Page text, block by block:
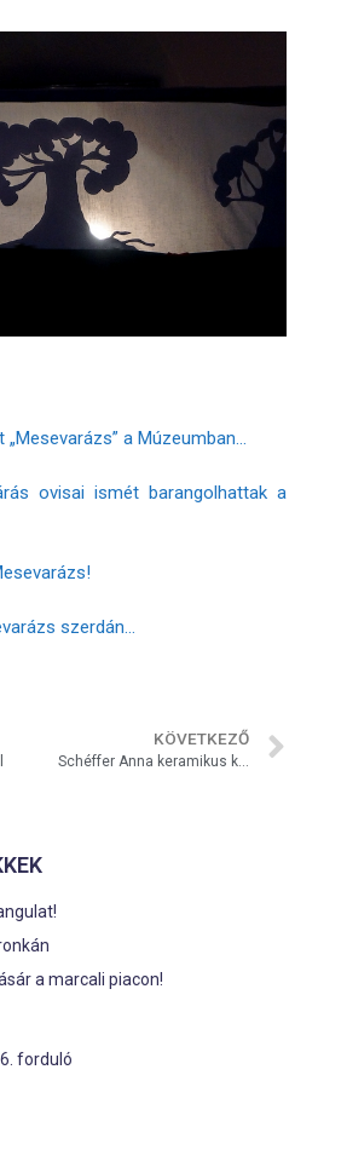
a Múzeumban…
ovisai ismét barangolhattak a
szerdán…
KÖVETKEZŐ
Schéffer Anna keramikus kiállítása
a marcali piacon!
forduló